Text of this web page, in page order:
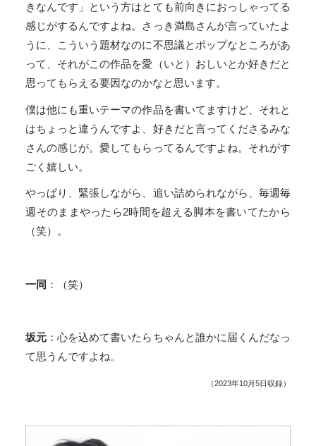
きなんです」という方はとても前向きにおっしゃってる
感じがするんですよね。さっき満島さんが言っていたよ
うに、こういう題材なのに不思議とポップなところがあ
って、それがこの作品を愛（いと）おしいとか好きだと
思ってもらえる要因なのかなと思います。
僕は他にも重いテーマの作品を書いてますけど、それと
はちょっと違うんですよ、好きだと言ってくださるみな
さんの感じが。愛してもらってるんですよね。それがす
ごく嬉しい。
やっぱり、緊張しながら、追い詰められながら、毎週毎
週そのままやったら2時間を超える脚本を書いてたから
（笑）。
一同 ：（笑）
坂元 ：心を込めて書いたらちゃんと誰かに届くんだなっ
て思うんですよね。
（2023年10月5日収録）